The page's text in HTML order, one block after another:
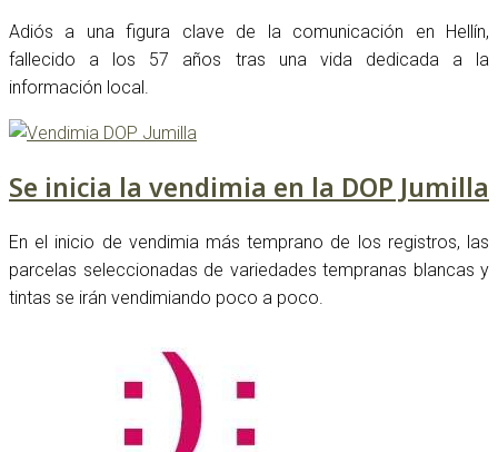
Adiós a una figura clave de la comunicación en Hellín,
fallecido a los 57 años tras una vida dedicada a la
información local.
Se inicia la vendimia en la DOP Jumilla
En el inicio de vendimia más temprano de los registros, las
parcelas seleccionadas de variedades tempranas blancas y
tintas se irán vendimiando poco a poco.